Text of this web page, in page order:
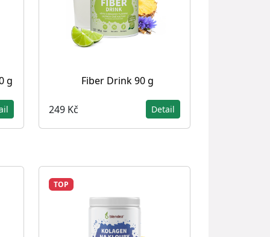
g Fiber Drink 90 g
249 Kč Detail
TOP